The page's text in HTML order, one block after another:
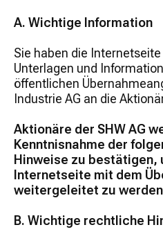
A. Wichtige Information
Sie haben die Internetseite
Unterlagen und
öffentlichen
Industrie AG an die
Aktionäre der SHW AG
Kenntnisnahme der
Hinweise zu bestätigen,
Internetseite mit dem
weitergeleitet zu
B. Wichtige rechtliche